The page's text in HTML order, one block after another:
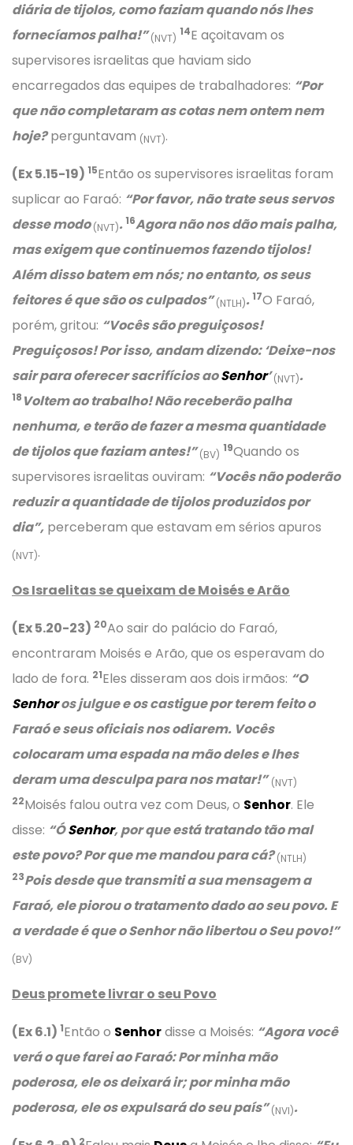
diária de tijolos, como faziam quando nós lhes
fornecíamos palha!”(NVT)
14E açoitavam os
supervisores israelitas que haviam sido
encarregados das equipes de trabalhadores: “Por
que não completaram as cotas nem ontem nem
hoje?perguntavam (NVT).
(Ex 5.15-19) 15Então os supervisores israelitas foram
suplicar ao Faraó: “Por favor, não trate seus servos
desse modo(NVT).16Agora não nos dão mais palha,
mas exigem que continuemos fazendo tijolos!
Além disso batem em nós; no entanto, os seus
feitores é que são os culpados”(NTLH).17O Faraó,
porém, gritou: “Vocês são preguiçosos!
Preguiçosos! Por isso, andam dizendo: ‘Deixe-nos
sair para oferecer sacrifícios aoSenhor’(NVT).
18 Voltem ao trabalho! Não receberão palha
nenhuma, e terão de fazer a mesma quantidade
de tijolos que faziam antes!”(BV)
19Quando os
supervisores israelitas ouviram: “Vocês não poderão
reduzir a quantidade de tijolos produzidos por
dia”, perceberam que estavam em sérios apuros
(NVT).
Os Israelitas se queixam de Moisés e Arão
(Ex 5.20-23) 20Ao sair do palácio do Faraó,
encontraram Moisés e Arão, que os esperavam do
lado de fora. 21Eles disseram aos dois irmãos: “O
Senhoros julgue e os castigue por terem feito o
Faraó e seus oficiais nos odiarem. Vocês
colocaram uma espada na mão deles e lhes
deram uma desculpa para nos matar!” (NVT)
22Moisés falou outra vez com Deus, o Senhor. Ele
disse: “ÓSenhor, por que está tratando tão mal
este povo? Por que me mandou para cá?(NTLH)
23Pois desde que transmiti a sua mensagem a
Faraó, ele piorou o tratamento dado ao seu povo. E
a verdade é que o Senhor não libertou o Seu povo!”
(BV)
Deus promete livrar o seu Povo
(Ex 6.1) 1Então o Senhordisse a Moisés: “Agora você
verá o que farei ao Faraó: Por minha mão
poderosa, ele os deixará ir; por minha mão
poderosa, ele os expulsará do seu país”(NVI).
2